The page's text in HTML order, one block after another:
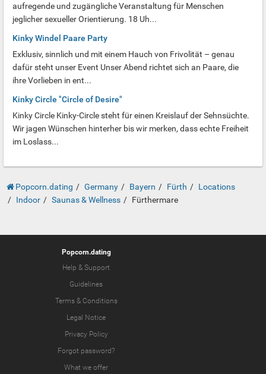
aufregende und zugängliche Veranstaltung für Menschen
jeglicher sexueller Orientierung. 18 Uh...
Kinky Windel Paare Party
Exklusiv, sinnlich und mit einem Hauch von Frivolität – genau
dafür steht unser Event Unser Abend richtet sich an Paare, die
ihre Vorlieben in ent...
Kinky Circle "Circle of Desire"
Kinky Circle Kinky-Circle steht für einen Kreislauf der Sehnsüchte.
Wir jagen Wünschen hinterher bis wir merken, dass echte Freiheit
im Loslass...
Popcorn.dating Germany Bayern Fürth
Locations
Indoor
Saunas & Wellness Fürthermare
Popcorn.dating
Help & Support
Guidelines
Terms & Conditions
Legal Notice
Privacy Policy
Forgot password?
What we offer